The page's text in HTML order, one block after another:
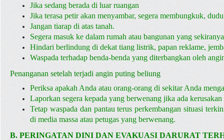
Jika sedang berada di luar ruangan
Jika terasa petir akan menyambar, segera membungkuk,
Jangan tiarap di atas tanah.
Segera masuk ke dalam rumah atau bangunan yang
Hindari berlindung di dekat tiang listrik, papan reklame,
Waspada terhadap benda-benda yang diterbangkan oleh
Penanganan setelah terjadi angin puting beliung
Periksa apakah Anda atau orang-orang di sekitar Anda
Laporkan segera kepada yang berwenang jika ada
Tetap waspada dan pantau terus perkembangan situasi
di media massa atau petugas yang berwenang.
B. PERINGATAN DINI DAN EVAKUASI DARURAT